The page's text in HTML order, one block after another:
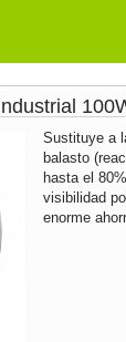
Sustituye a
balasto
hasta el
visibilidad
enorme